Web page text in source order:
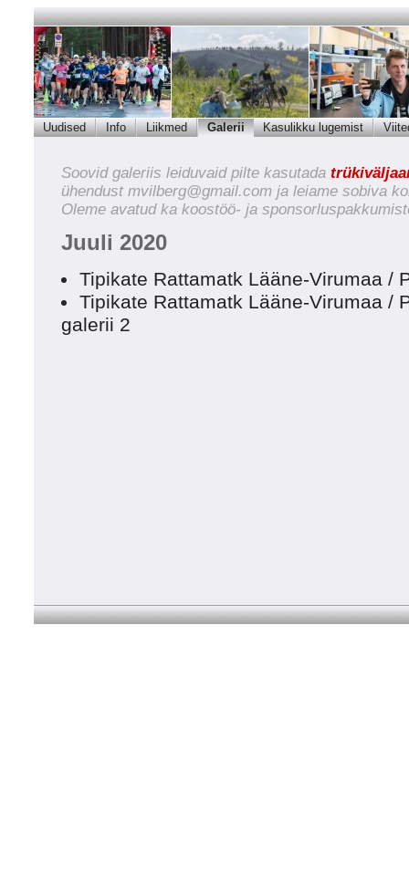
Uudised Info Liikmed Galerii Kasulikku lugemist
Soovid galeriis leiduvaid pilte kasutada
ühendust mvilberg@gmail.com ja leiame sobiva
Oleme avatud ka koostöö- ja
Juuli 2020
Tipikate Rattamatk Lääne-Virumaa /
Tipikate Rattamatk Lääne-Virumaa /
galerii 2